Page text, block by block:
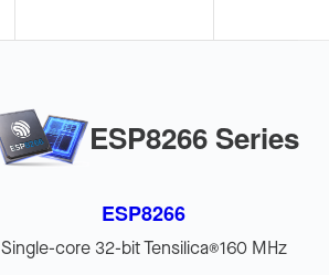
ESP8266 Series
ESP8266
Single-core 32-bit Tensilica®160 MHz